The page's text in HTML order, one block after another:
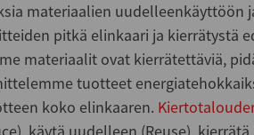
materiaalien uudelleenkäyttöön
pitkä elinkaari ja kierrätystä
materiaalit ovat kierrätettäviä,
tuotteet
koko elinkaaren.